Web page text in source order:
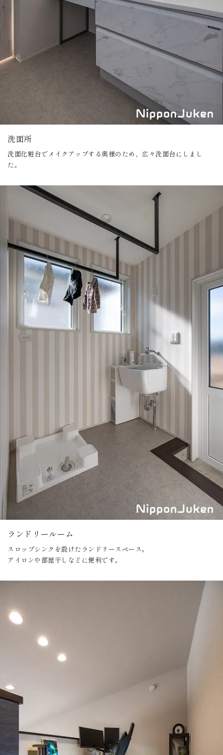
洗面所
洗面化粧台でメイクアップする奥様のため、広々洗面台にしまし
た。
ランドリールーム
スロップシンクを設けたランドリースペース。
アイロンや部屋干しなどに便利です。